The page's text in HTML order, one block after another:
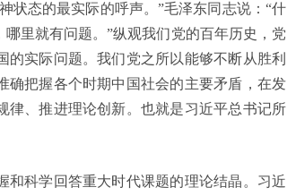
状态的最实际的呼声。”毛泽东同志说：“什
里就有问题。”纵观我们党的百年历史，党
实际问题。我们党之所以能够不断从胜利
确把握各个时期中国社会的主要矛盾，在发
律、推进理论创新。也就是习近平总书记所
科学回答重大时代课题的理论结晶。习近